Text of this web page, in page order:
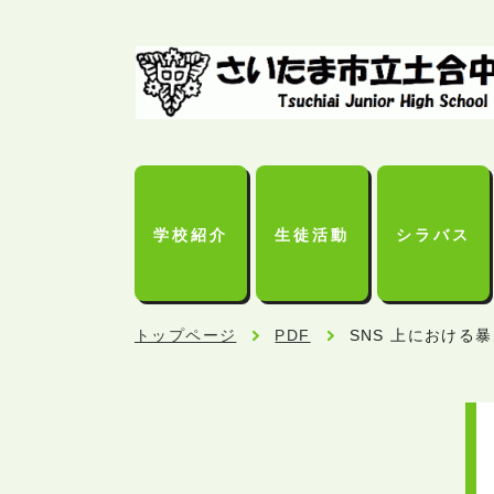
学校紹介 生徒活動 シラバス
トップページ PDF SNS 上における